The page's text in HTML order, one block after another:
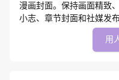
漫画封面。保持画面精致
小志、章节封面和社媒发布
用